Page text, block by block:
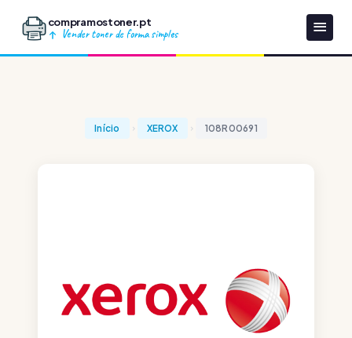
compramostoner.pt
Vender toner de forma simples
Início XEROX 108R00691